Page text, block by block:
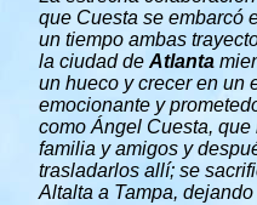
que Cuesta se embarcó
un tiempo ambas
la ciudad de Atlanta
un hueco y crecer en un
emocionante y
como Ángel Cuesta,
familia y amigos y
trasladarlos allí; se
Altalta a Tampa,